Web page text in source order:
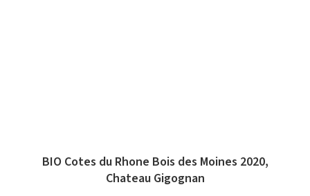
BIO Cotes du Rhone Bois des Moines 2020,
Chateau Gigognan